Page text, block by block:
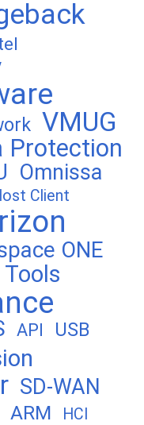
VMUG
Protection
Omnissa
Client
ONE
Tools
API USB
SD-WAN
ARM HCI